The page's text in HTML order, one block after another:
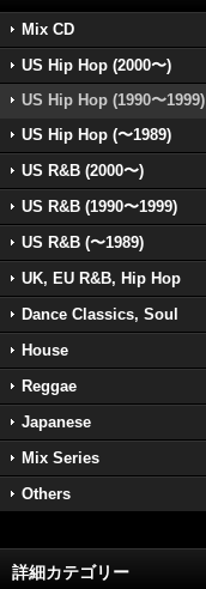
Mix CD
US Hip Hop (2000〜)
US Hip Hop (1990〜1999)
US Hip Hop (〜1989)
US R&B (2000〜)
US R&B (1990〜1999)
US R&B (〜1989)
UK, EU R&B, Hip Hop
Dance Classics, Soul
House
Reggae
Japanese
Mix Series
Others
詳細カテゴリー